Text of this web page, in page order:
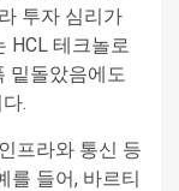
투자 심리가
HCL 테크놀로
밑돌았음에도
.
프라와 통신 등
를 들어, 바르티